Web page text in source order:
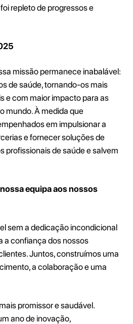
repleto de progressos e
missão permanece inabalável:
de saúde, tornando-os mais
e com maior impacto para as
mundo. À medida que
em impulsionar a
e fornecer soluções de
profissionais de saúde e salvem
equipa aos nossos
sem a dedicação incondicional
a confiança dos nossos
Juntos, construímos uma
a colaboração e uma
promissor e saudável.
ano de inovação,